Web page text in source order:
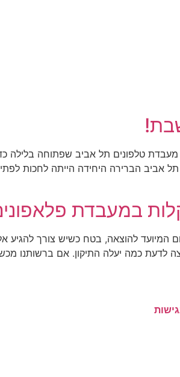
טלפונים תל אביב שפתוחה בלילה
אביב הברירה היחידה הייתה לחכות
במעבדת
להוצאה, בטח כשיש צורך להגיע אל
כמה יעלה התיקון. אם ברשותנו מכשיר